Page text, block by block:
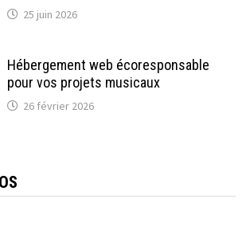
25 juin 2026
Hébergement web écoresponsable
pour vos projets musicaux
26 février 2026